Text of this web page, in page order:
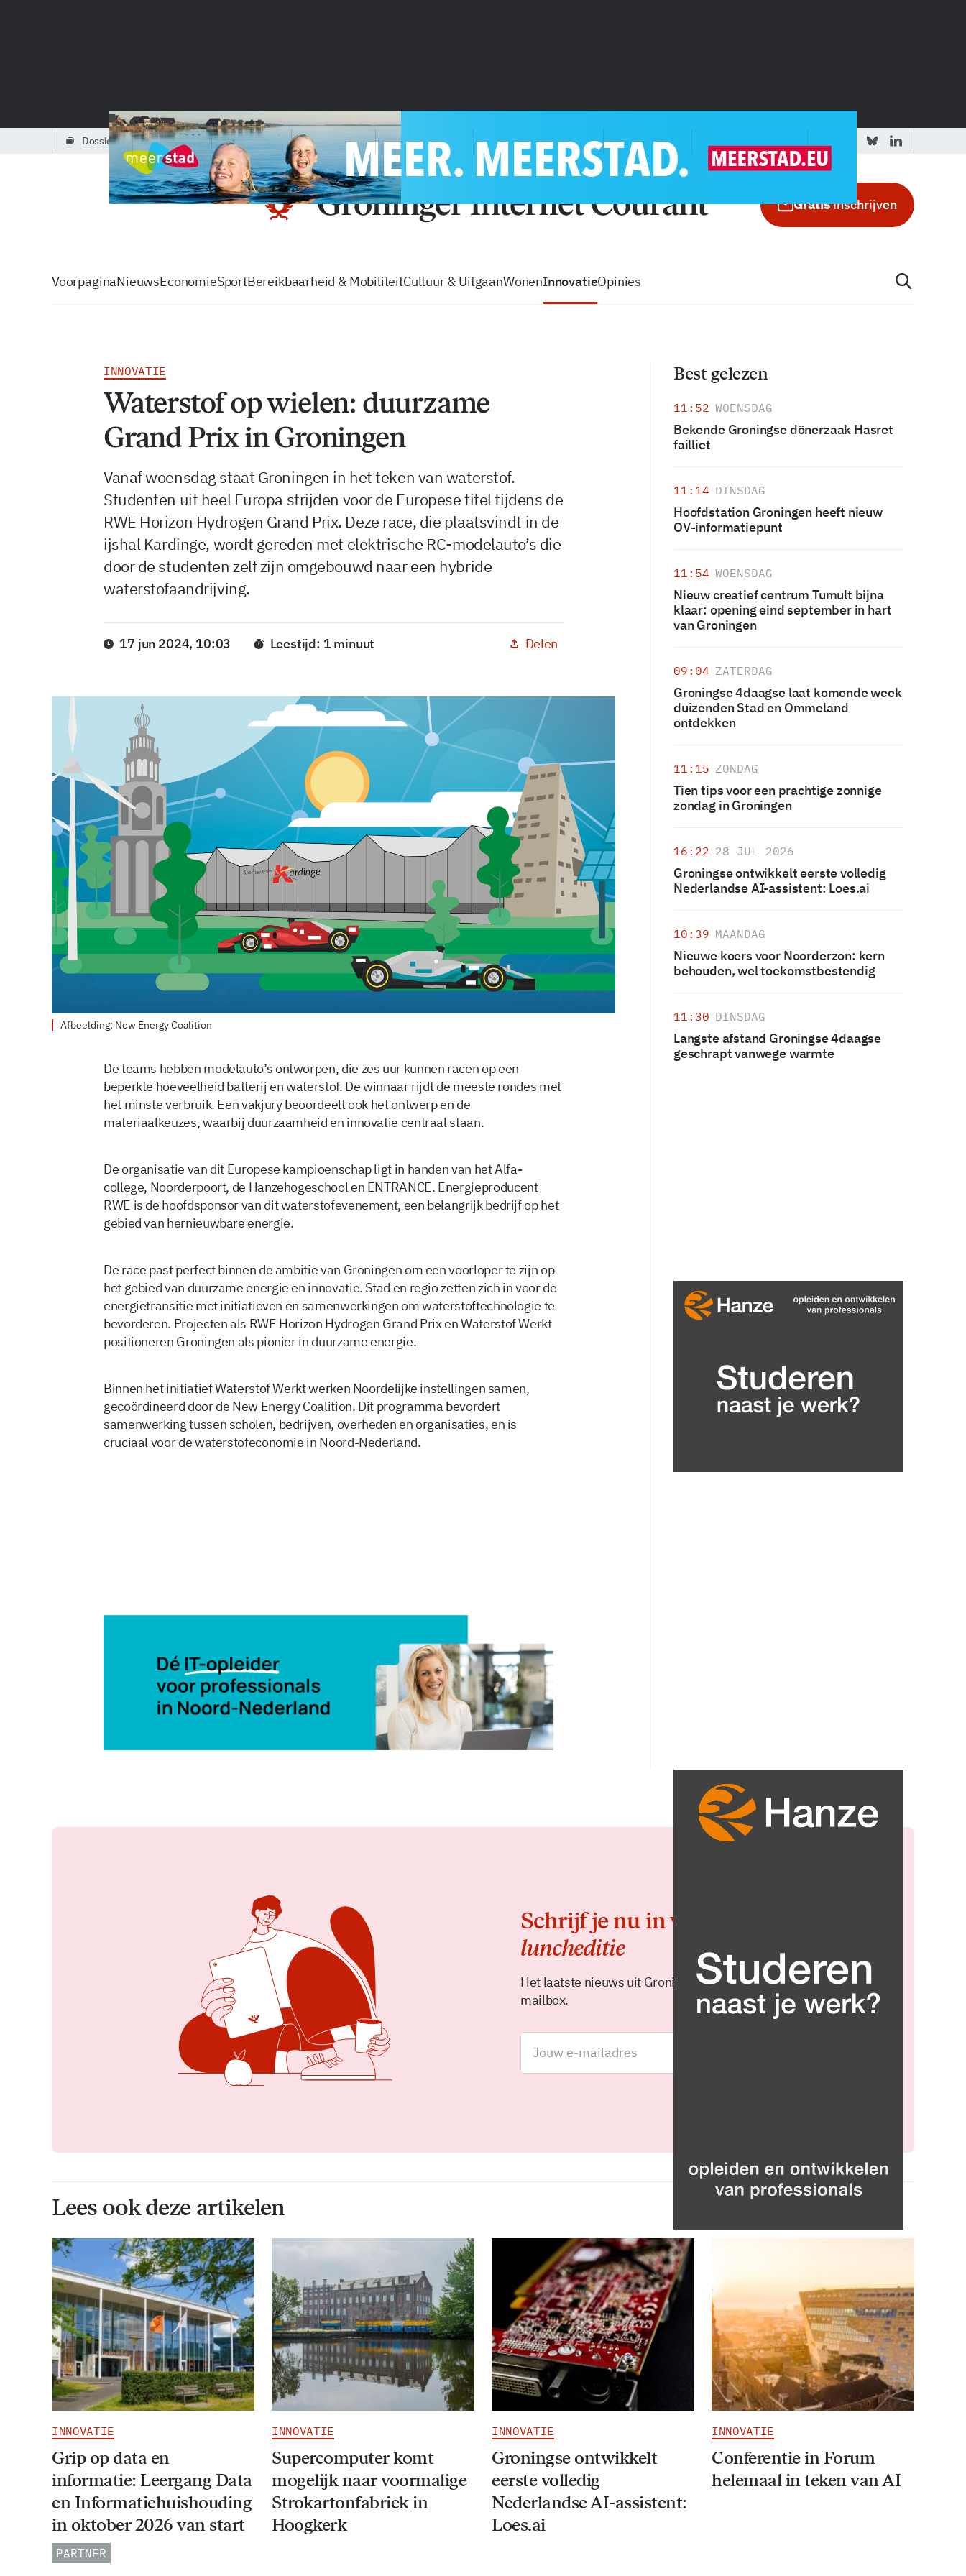
dossiers partners podcasts vacatures zo volg je de GIC Tip de redactie
Gratisinschrijven
VoorpaginaNieuwsEconomieSportBereikbaarheid & MobiliteitCultuur & UitgaanWonenInnovatieOpinies
INNOVATIE
Waterstof op wielen: duurzame
Grand Prix in Groningen
Vanaf woensdag staat Groningen in het teken van waterstof.
Studenten uit heel Europa strijden voor de Europese titel tijdens de
RWE Horizon Hydrogen Grand Prix. Deze race, die plaatsvindt in de
ijshal Kardinge, wordt gereden met elektrische RC-modelauto’s die
door de studenten zelf zijn omgebouwd naar een hybride
waterstofaandrijving.
17 jun 2024, 10:03 Leestijd: 1 minuut Delen
Afbeelding: New Energy Coalition
De teams hebben modelauto’s ontworpen, die zes uur kunnen racen op een
beperkte hoeveelheid batterij en waterstof. De winnaar rijdt de meeste rondes met
het minste verbruik. Een vakjury beoordeelt ook het ontwerp en de
materiaalkeuzes, waarbij duurzaamheid en innovatie centraal staan.
De organisatie van dit Europese kampioenschap ligt in handen van het Alfa-
college, Noorderpoort, de Hanzehogeschool en ENTRANCE. Energieproducent
RWE is de hoofdsponsor van dit waterstofevenement, een belangrijk bedrijf op het
gebied van hernieuwbare energie.
De race past perfect binnen de ambitie van Groningen om een voorloper te zijn op
het gebied van duurzame energie en innovatie. Stad en regio zetten zich in voor de
energietransitie met initiatieven en samenwerkingen om waterstoftechnologie te
bevorderen. Projecten als RWE Horizon Hydrogen Grand Prix en Waterstof Werkt
positioneren Groningen als pionier in duurzame energie.
Binnen het initiatief Waterstof Werkt werken Noordelijke instellingen samen,
gecoördineerd door de New Energy Coalition. Dit programma bevordert
samenwerking tussen scholen, bedrijven, overheden en organisaties, en is
cruciaal voor de waterstofeconomie in Noord-Nederland.
17 jun 2024, 10:03 Delen
Best gelezen
11:52 WOENSDAG
Bekende Groningse dönerzaak Hasret
failliet
11:14 DINSDAG
Hoofdstation Groningen heeft nieuw
OV-informatiepunt
11:54 WOENSDAG
Nieuw creatief centrum Tumult bijna
klaar: opening eind september in hart
van Groningen
09:04 ZATERDAG
Groningse 4daagse laat komende week
duizenden Stad en Ommeland
ontdekken
11:15 ZONDAG
Tien tips voor een prachtige zonnige
zondag in Groningen
16:22 28 JUL 2026
Groningse ontwikkelt eerste volledig
Nederlandse AI-assistent: Loes.ai
10:39 MAANDAG
Nieuwe koers voor Noorderzon: kern
behouden, wel toekomstbestendig
11:30 DINSDAG
Langste afstand Groningse 4daagse
geschrapt vanwege warmte
Schrijf je nu in voor de
luncheditie
Het laatste nieuws uit Groningen elke middag in je
mailbox.
Lees ook deze artikelen
INNOVATIE
Grip op data en
informatie: Leergang Data
en Informatiehuishouding
in oktober 2026 van start
PARTNER
INNOVATIE
Supercomputer komt
mogelijk naar voormalige
Strokartonfabriek in
Hoogkerk
INNOVATIE
Groningse ontwikkelt
eerste volledig
Nederlandse AI-assistent:
Loes.ai
INNOVATIE
Conferentie in Forum
helemaal in teken van AI